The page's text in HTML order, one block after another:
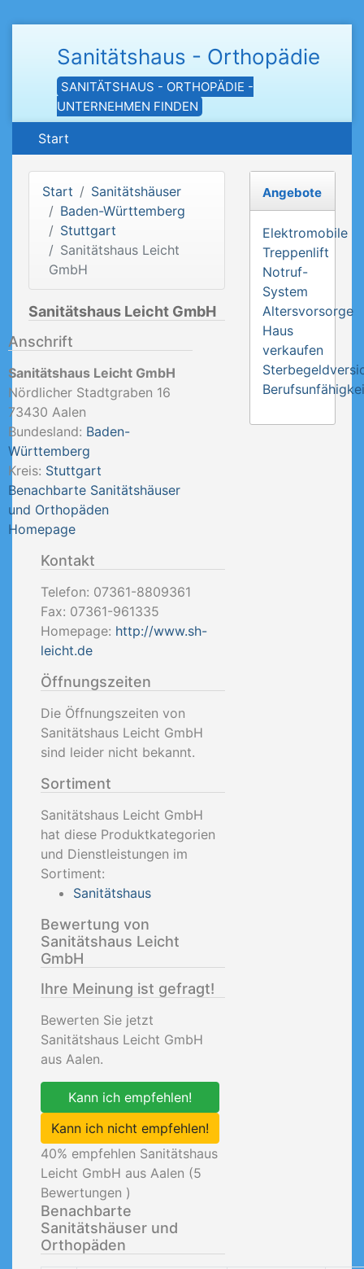
Sanitätshaus - Orthopädie
SANITÄTSHAUS - ORTHOPÄDIE -
UNTERNEHMEN FINDEN
Start
Start
Sanitätshäuser
Baden-Württemberg
Stuttgart
Sanitätshaus Leicht
GmbH
Sanitätshaus Leicht GmbH
Anschrift
Sanitätshaus Leicht GmbH
Nördlicher Stadtgraben 16
73430 Aalen
Bundesland: Baden-
Württemberg
Kreis: Stuttgart
Benachbarte Sanitätshäuser
und Orthopäden
Homepage
Kontakt
Telefon: 07361-8809361
Fax: 07361-961335
Homepage: http://www.sh-
leicht.de
Öffnungszeiten
Die Öffnungszeiten von
Sanitätshaus Leicht GmbH
sind leider nicht bekannt.
Sortiment
Sanitätshaus Leicht GmbH
hat diese Produktkategorien
und Dienstleistungen im
Sortiment:
Sanitätshaus
Bewertung von
Sanitätshaus Leicht
GmbH
Ihre Meinung ist gefragt!
Bewerten Sie jetzt
Sanitätshaus Leicht GmbH
aus Aalen.
Kann ich empfehlen!
Kann ich nicht empfehlen!
40% empfehlen Sanitätshaus
Leicht GmbH aus Aalen (5
Bewertungen )
Benachbarte
Sanitätshäuser und
Orthopäden
Angebote
Elektromobile
Treppenlift
Notruf-
System
Altersvorsorge
Haus
verkaufen